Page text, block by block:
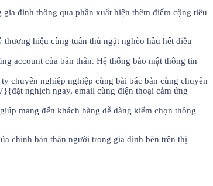
đình thông qua phần xuất hiện thêm điểm cộng tiêu
hiệu cùng tuân thủ ngặt nghèo hầu hết điều
account của bản thân. Hệ thống bảo mật thông tin
chuyên nghiệp nghiệp cùng bài bác bản cùng chuyên
nghịch ngay, email cùng điện thoại cảm ứng
mang đến khách hàng dễ dàng kiếm chọn thông
chính bản thân người trong gia đình bên trên thị